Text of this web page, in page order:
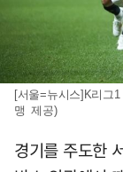
[서울=뉴시스]K리그
맹 제공)
경기를 주도한